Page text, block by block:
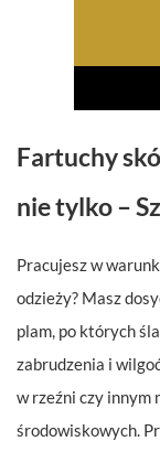
Fartuchy
nie tylko –
Pracujesz w
odzieży? Masz
plam, po których
zabrudzenia i
w rzeźni czy innym
środowiskowych.